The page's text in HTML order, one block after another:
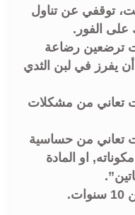
توقفي عن تناول
على الفور.
ترضعين رضاعة
يفرز في لبن الثدي
تعاني من مشكلات
تعاني من حساسية
او المادة